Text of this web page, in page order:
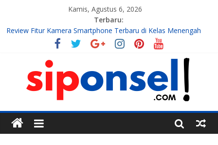
Kamis, Agustus 6, 2026
Terbaru:
Review Fitur Kamera Smartphone Terbaru di Kelas Menengah
10 Aplikasi AI Gratis Terbaik untuk Membuat Konten Instagram
7 Handphone Termahal
Teknologi Gadget, Handphone, dan Aplikasi Terbaru
Tren Teknologi Mobile yang Sedang Berkembang di Tahun Ini